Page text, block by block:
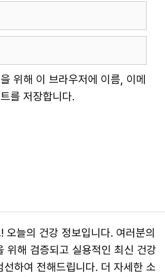
위해 이 브라우저에 이름, 이메
를 저장합니다.
오늘의 건강 정보입니다. 여러분의
위해 검증되고 실용적인 최신 건강
선하여 전해드립니다. 더 자세한 소